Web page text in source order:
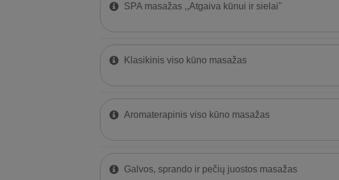
SPA masažas ,,Atgaiva kūnui ir sielai''
Klasikinis viso kūno masažas
Aromaterapinis viso kūno masažas
Galvos, sprando ir pečių juostos masažas